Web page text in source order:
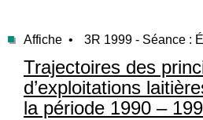
Affiche • 3R 1999 - Séance :
Trajectoires des
d’exploitations
la période 1990 –